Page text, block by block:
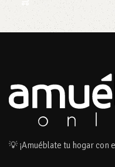
💡 ¡Amuéblate tu hogar